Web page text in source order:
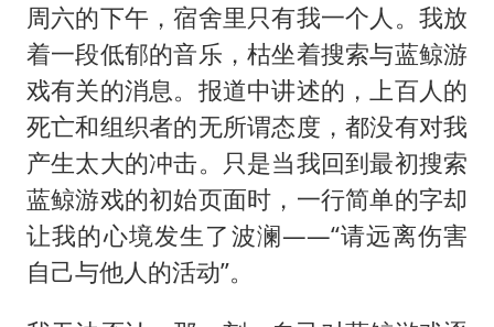
周六的下午，宿舍里只有我一个人。我放
着一段低郁的音乐，枯坐着搜索与蓝鲸游
戏有关的消息。报道中讲述的，上百人的
死亡和组织者的无所谓态度，都没有对我
产生太大的冲击。只是当我回到最初搜索
蓝鲸游戏的初始页面时，一行简单的字却
让我的心境发生了波澜——“请远离伤害
自己与他人的活动”。